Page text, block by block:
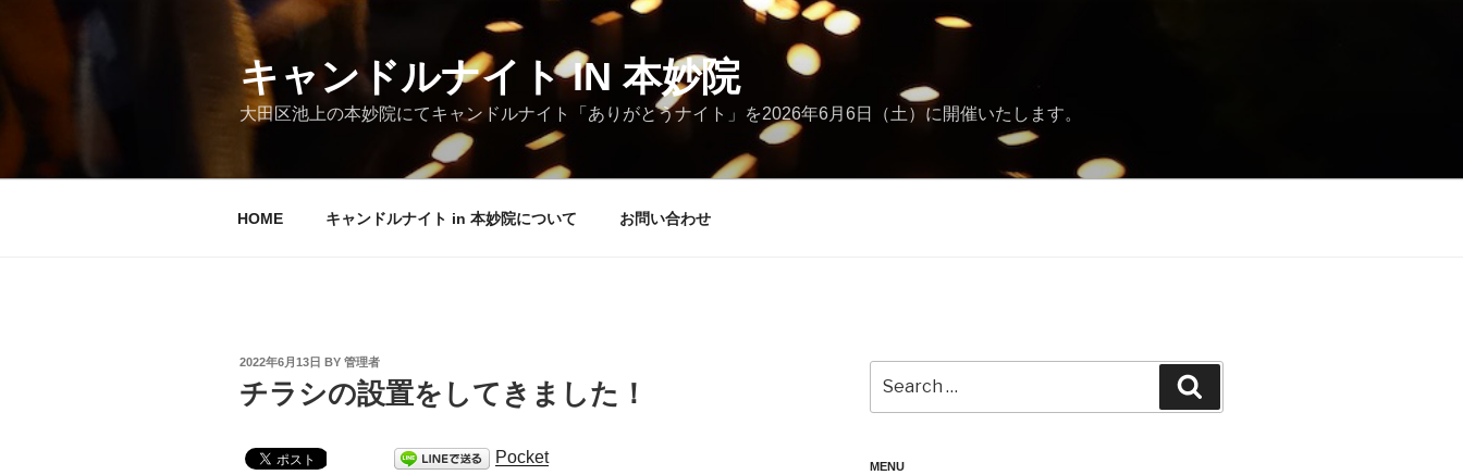
キャンドルナイト IN 本妙院
大田区池上の本妙院にてキャンドルナイト「ありがとうナイト」を2026年6月6日（土）に開催いたします。
HOME キャンドルナイト in 本妙院について お問い合わせ
POSTED
2022年6月13日 BY 管理者
チラシの設置をしてきました！
Pocket
for:
MENU